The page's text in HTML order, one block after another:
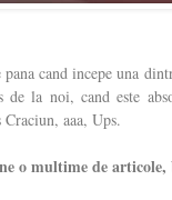
cand incepe una
la noi, cand este
aaa, Ups.
o multime de